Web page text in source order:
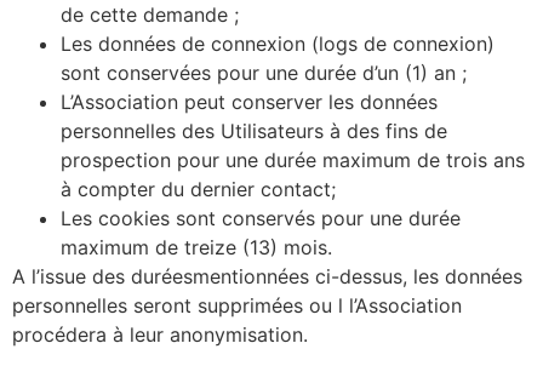
de cette demande ;
Les données de connexion (logs de connexion)
sont conservées pour une durée d’un (1) an ;
L’Association peut conserver les données
personnelles des Utilisateurs à des fins de
prospection pour une durée maximum de trois ans
à compter du dernier contact;
Les cookies sont conservés pour une durée
maximum de treize (13) mois.
A l’issue des duréesmentionnées ci-dessus, les données
personnelles seront supprimées ou l l’Association
procédera à leur anonymisation.